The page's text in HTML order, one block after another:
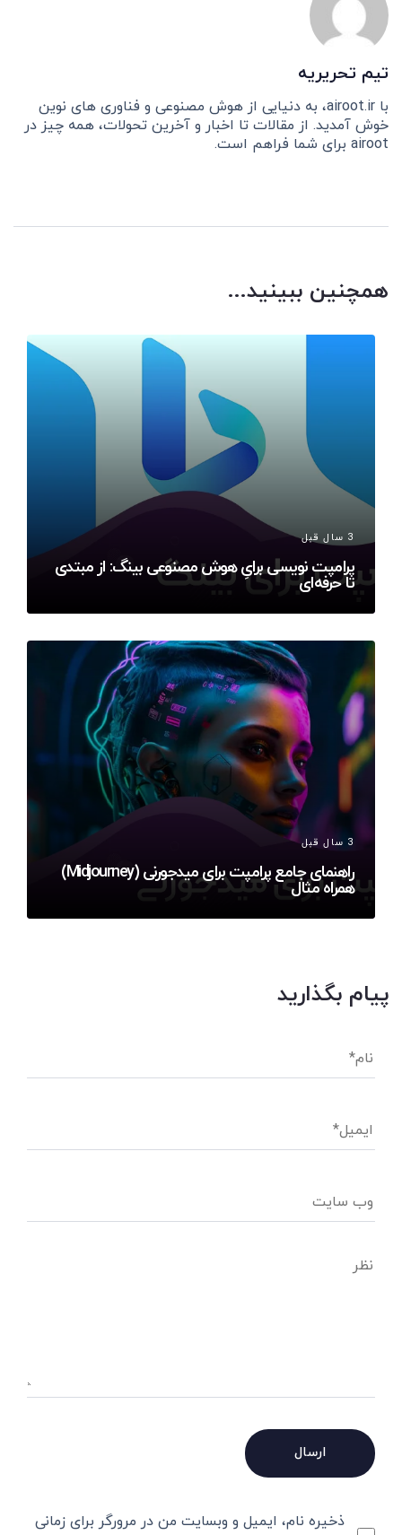
تیم تحریریه
با airoot.ir، به دنیایی از هوش مصنوعی و فناوری های نوین
خوش آمدید. از مقالات تا اخبار و آخرین تحولات، همه چیز در
airoot برای شما فراهم است.
همچنین ببینید...
3 سال قبل
پرامپت نویسی برایِ هوش مصنوعی بینگ: از مبتدی
تا حرفه‌ای
3 سال قبل
راهنمای جامع پرامپت برای میدجورنی (Midjourney)
همراه مثال
پیام بگذارید
ذخیره نام، ایمیل و وبسایت من در مرورگر برای زمانی